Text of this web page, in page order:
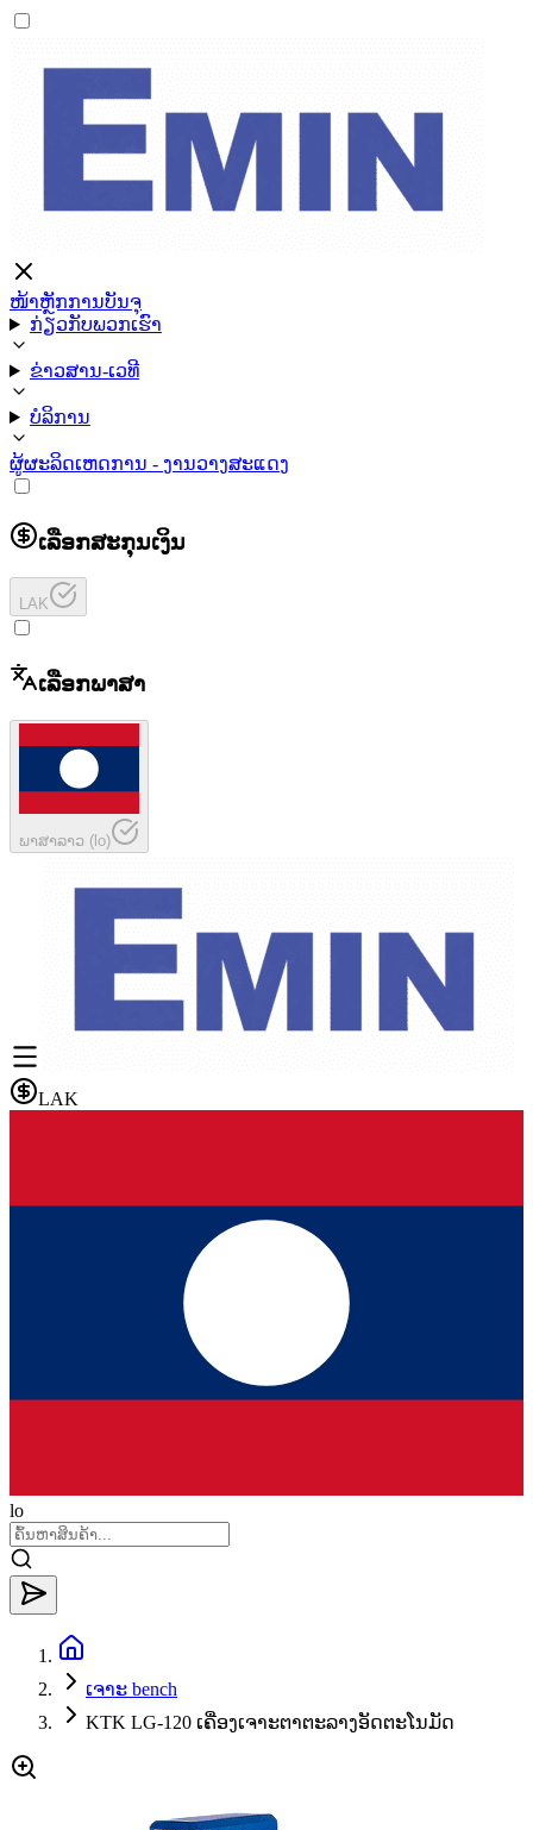
ໜ້າຫຼັກການບັນຈຸ
ກ່ຽວກັບພວກເຮົາ
ຂ່າວສານ-ເວທີ
ບໍລິການ
ຜູ້ຜະລິດເຫດການ - ງານວາງສະແດງ
ເລືອກສະກຸນເງິນ
LAK
ເລືອກພາສາ
ພາສາລາວ (lo)
LAK
lo
ເຈາະ bench
KTK LG-120 ເຄື່ອງເຈາະຕາຕະລາງອັດຕະໂນມັດ